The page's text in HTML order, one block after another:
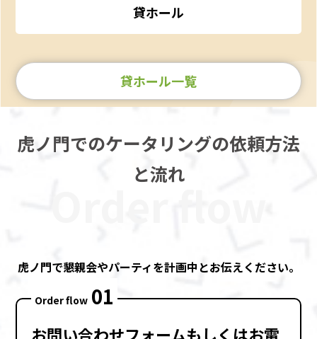
貸ホール
貸ホール一覧
虎ノ門でのケータリングの依頼方法
と流れ
虎ノ門で懇親会やパーティを計画中とお伝えください。
Order flow 01
お問い合わせフォームもしくはお電